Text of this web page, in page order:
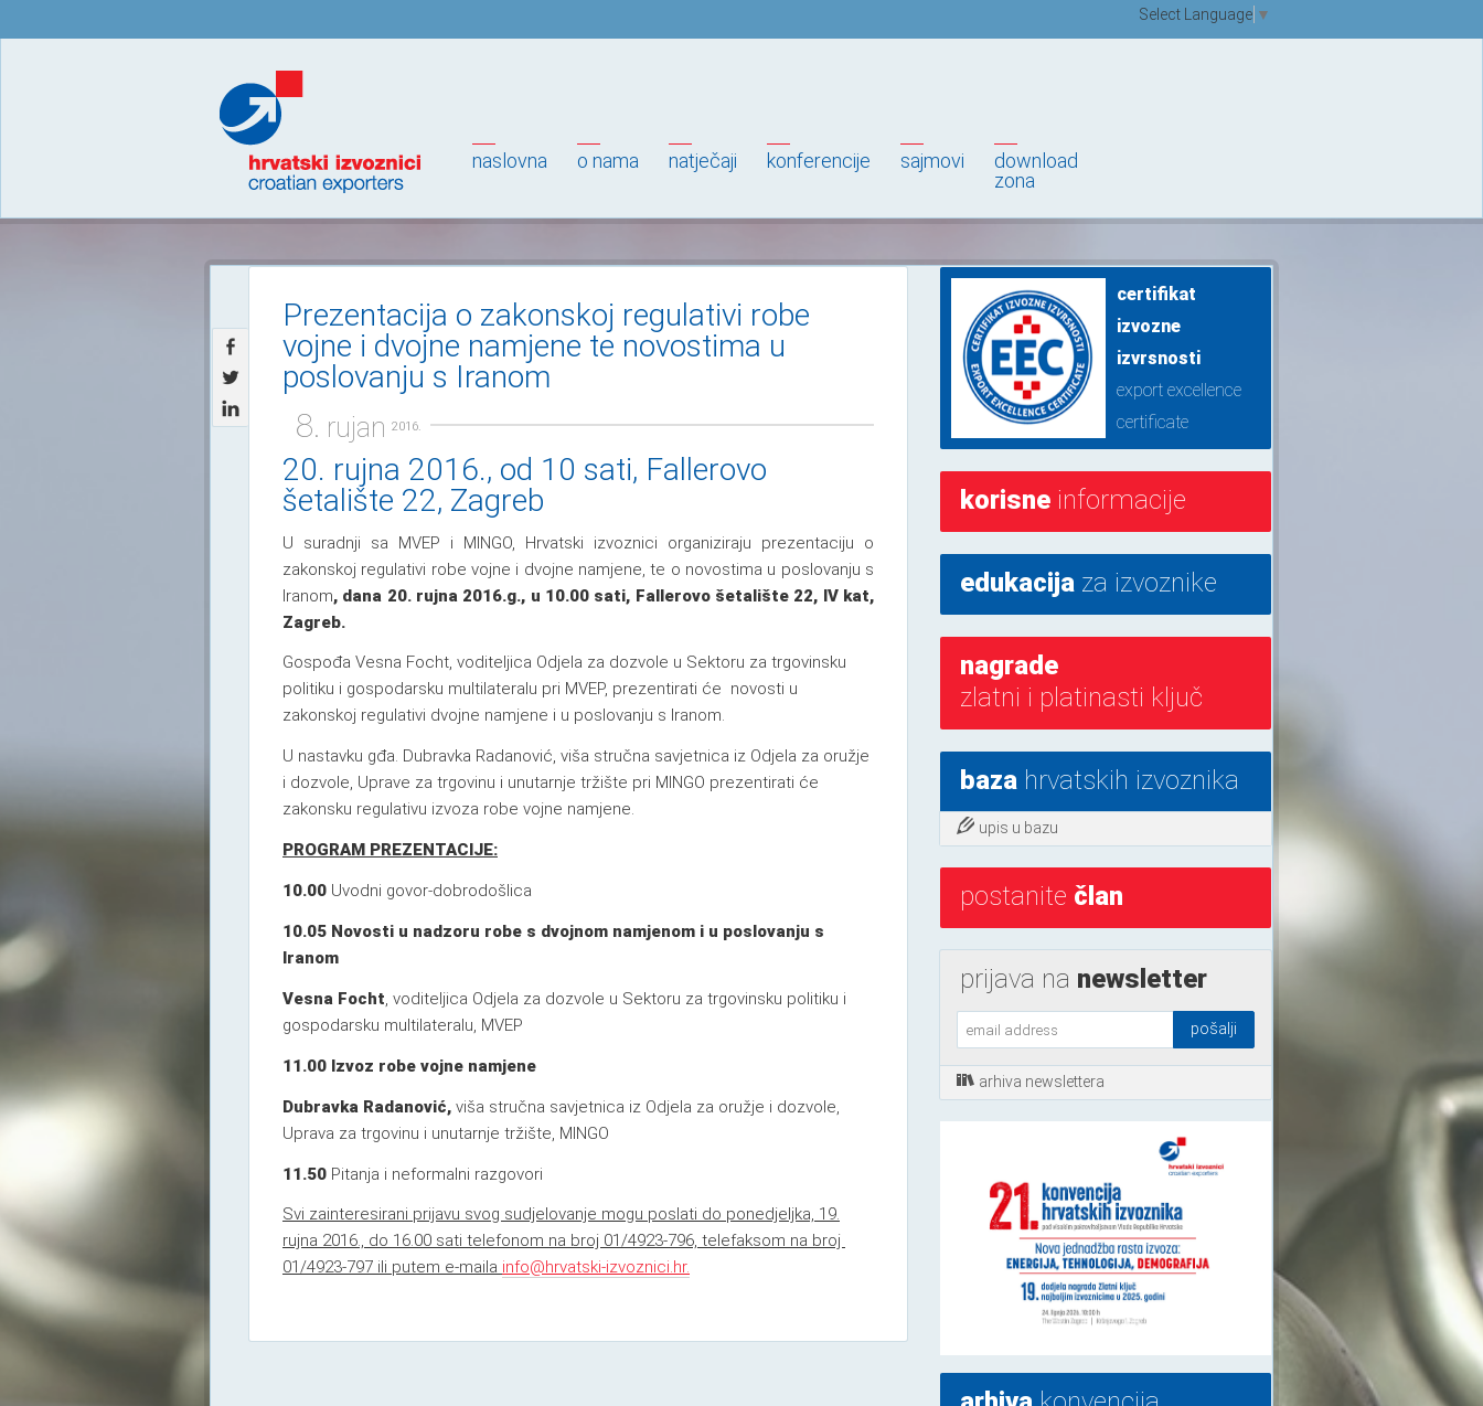
Select Language ▼
naslovna o nama natječaji konferencije sajmovi
download
zona
Prezentacija o zakonskoj regulativi robe
vojne i dvojne namjene te novostima u
poslovanju s Iranom
8. rujan 2016.
20. rujna 2016., od 10 sati, Fallerovo
šetalište 22, Zagreb
U suradnji sa MVEP i MINGO, Hrvatski izvoznici organiziraju prezentaciju o
zakonskoj regulativi robe vojne i dvojne namjene, te o novostima u poslovanju s
Iranom, dana 20. rujna 2016.g., u 10.00 sati, Fallerovo šetalište 22, IV kat,
Zagreb.
Gospođa Vesna Focht, voditeljica Odjela za dozvole u Sektoru za trgovinsku
politiku i gospodarsku multilateralu pri MVEP, prezentirati će novosti u
zakonskoj regulativi dvojne namjene i u poslovanju s Iranom.
U nastavku gđa. Dubravka Radanović, viša stručna savjetnica iz Odjela za oružje
i dozvole, Uprave za trgovinu i unutarnje tržište pri MINGO prezentirati će
zakonsku regulativu izvoza robe vojne namjene.
PROGRAM PREZENTACIJE:
10.00 Uvodni govor-dobrodošlica
10.05 Novosti u nadzoru robe s dvojnom namjenom i u poslovanju s
Iranom
Vesna Focht, voditeljica Odjela za dozvole u Sektoru za trgovinsku politiku i
gospodarsku multilateralu, MVEP
11.00 Izvoz robe vojne namjene
Dubravka Radanović, viša stručna savjetnica iz Odjela za oružje i dozvole,
Uprava za trgovinu i unutarnje tržište, MINGO
11.50 Pitanja i neformalni razgovori
Svi zainteresirani prijavu svog sudjelovanje mogu poslati do ponedjeljka, 19.
rujna 2016., do 16.00 sati telefonom na broj 01/4923-796, telefaksom na broj
01/4923-797 ili putem e-maila info@hrvatski-izvoznici.hr.
certifikat
izvozne
izvrsnosti
export excellence
certificate
korisne informacije
edukacija za izvoznike
nagrade
zlatni i platinasti ključ
baza hrvatskih izvoznika
upis u bazu
postanite član
prijava na newsletter
arhiva newslettera